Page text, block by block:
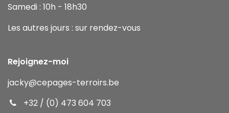
Samedi : 10h - 18h30
Les autres jours : sur rendez-vous
Rejoignez-moi
jacky@cepages-terroirs.be
+32 / (0) 473 604 703